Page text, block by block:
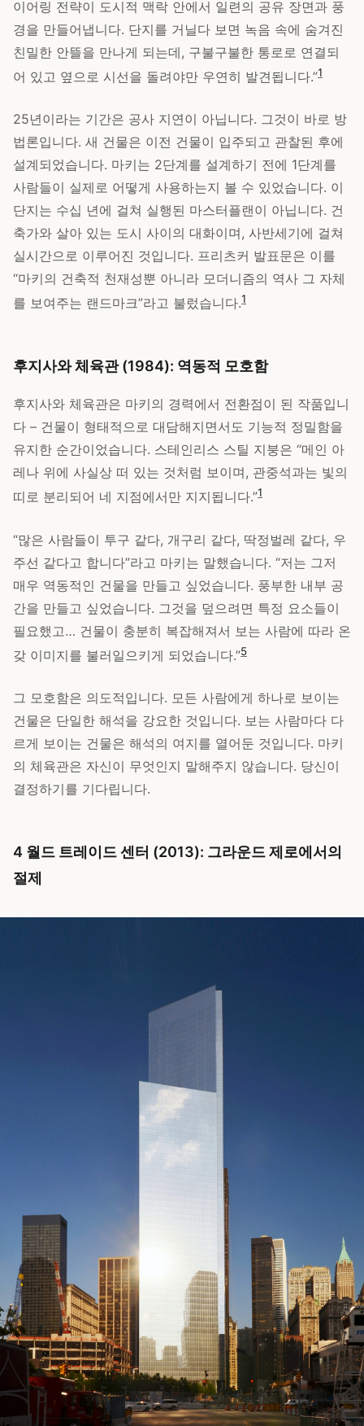
이어링 전략이 도시적 맥락 안에서 일련의 공유 장면과 풍
경을 만들어냅니다. 단지를 거닐다 보면 녹음 속에 숨겨진
친밀한 안뜰을 만나게 되는데, 구불구불한 통로로 연결되
어 있고 옆으로 시선을 돌려야만 우연히 발견됩니다.”1
25년이라는 기간은 공사 지연이 아닙니다. 그것이 바로 방
법론입니다. 새 건물은 이전 건물이 입주되고 관찰된 후에
설계되었습니다. 마키는 2단계를 설계하기 전에 1단계를
사람들이 실제로 어떻게 사용하는지 볼 수 있었습니다. 이
단지는 수십 년에 걸쳐 실행된 마스터플랜이 아닙니다. 건
축가와 살아 있는 도시 사이의 대화이며, 사반세기에 걸쳐
실시간으로 이루어진 것입니다. 프리츠커 발표문은 이를
“마키의 건축적 천재성뿐 아니라 모더니즘의 역사 그 자체
를 보여주는 랜드마크”라고 불렀습니다.1
후지사와 체육관 (1984): 역동적 모호함
후지사와 체육관은 마키의 경력에서 전환점이 된 작품입니
다 – 건물이 형태적으로 대담해지면서도 기능적 정밀함을
유지한 순간이었습니다. 스테인리스 스틸 지붕은 “메인 아
레나 위에 사실상 떠 있는 것처럼 보이며, 관중석과는 빛의
띠로 분리되어 네 지점에서만 지지됩니다.”1
“많은 사람들이 투구 같다, 개구리 같다, 딱정벌레 같다, 우
주선 같다고 합니다”라고 마키는 말했습니다. “저는 그저
매우 역동적인 건물을 만들고 싶었습니다. 풍부한 내부 공
간을 만들고 싶었습니다. 그것을 덮으려면 특정 요소들이
필요했고… 건물이 충분히 복잡해져서 보는 사람에 따라 온
갖 이미지를 불러일으키게 되었습니다.”5
그 모호함은 의도적입니다. 모든 사람에게 하나로 보이는
건물은 단일한 해석을 강요한 것입니다. 보는 사람마다 다
르게 보이는 건물은 해석의 여지를 열어둔 것입니다. 마키
의 체육관은 자신이 무엇인지 말해주지 않습니다. 당신이
결정하기를 기다립니다.
4 월드 트레이드 센터 (2013): 그라운드 제로에서의
절제